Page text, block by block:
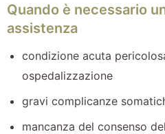
Quando è necessario
assistenza
condizione acuta
ospedalizzazione
gravi complicanze
mancanza del consenso